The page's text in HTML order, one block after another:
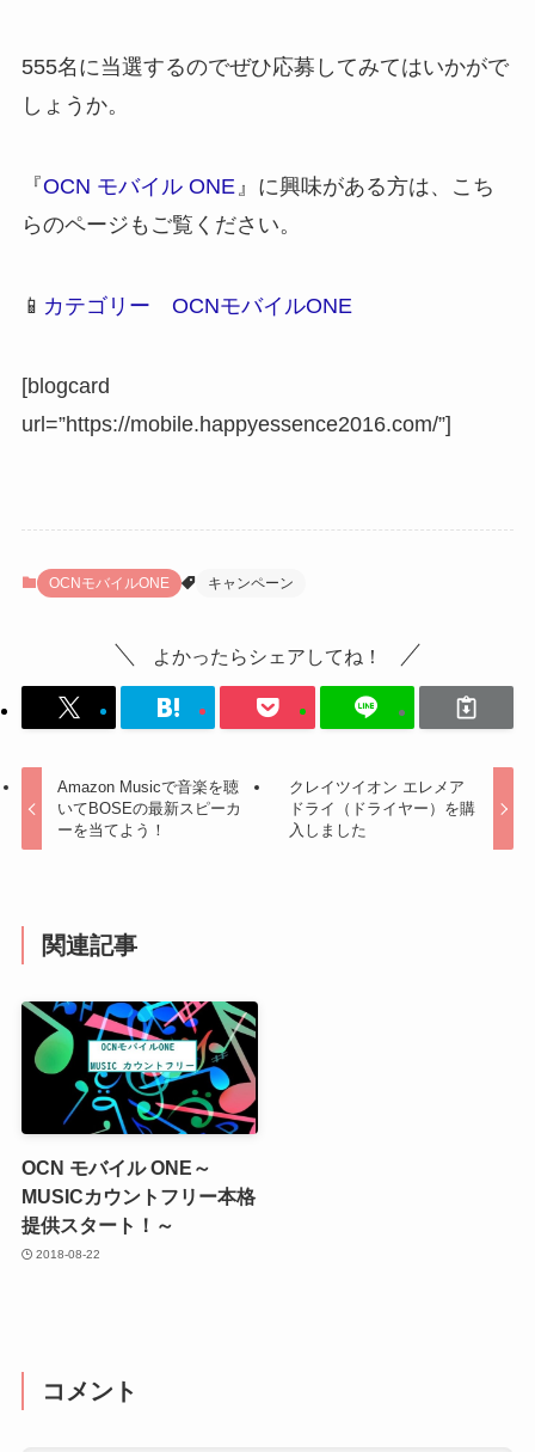
555名に当選するのでぜひ応募してみてはいかがで
しょうか。
『OCN モバイル ONE 』に興味がある方は、こち
らのページもご覧ください。
📱 カテゴリー OCNモバイルONE
[blogcard
url=”https://mobile.happyessence2016.com/”]
OCNモバイルONE キャンペーン
よかったらシェアしてね！
Amazon Musicで音楽を聴
いてBOSEの最新スピーカ
ーを当てよう！
クレイツイオン エレメア
ドライ（ドライヤー）を購
入しました
関連記事
OCN モバイル ONE～
MUSICカウントフリー本格
提供スタート！～
2018-08-22
コメント